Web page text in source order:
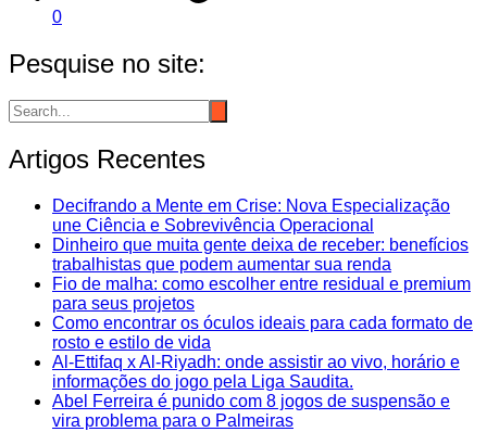
0
Pesquise no site:
Artigos Recentes
Decifrando a Mente em Crise: Nova Especialização
une Ciência e Sobrevivência Operacional
Dinheiro que muita gente deixa de receber: benefícios
trabalhistas que podem aumentar sua renda
Fio de malha: como escolher entre residual e premium
para seus projetos
Como encontrar os óculos ideais para cada formato de
rosto e estilo de vida
Al-Ettifaq x Al-Riyadh: onde assistir ao vivo, horário e
informações do jogo pela Liga Saudita.
Abel Ferreira é punido com 8 jogos de suspensão e
vira problema para o Palmeiras